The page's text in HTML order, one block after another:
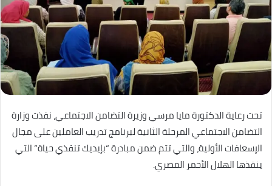
تحت رعاية الدكتورة مايا مرسي وزيرة التضامن الاجتماعي، نفذت وزارة
التضامن الاجتماعي المرحلة الثانية لبرنامج تدريب العاملين على مجال
الإسعافات الأولية، والتي تتم ضمن مبادرة “بإيديك تنقذي حياة” التي
ينفذها الهلال الأحمر المصري.